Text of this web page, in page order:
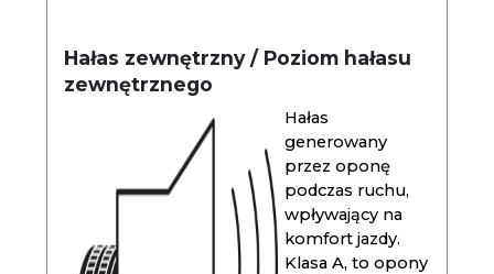
Hałas zewnętrzny / Poziom hałasu
zewnętrznego
Hałas
generowany
przez oponę
podczas ruchu,
wpływający na
komfort jazdy.
Klasa A, to opony